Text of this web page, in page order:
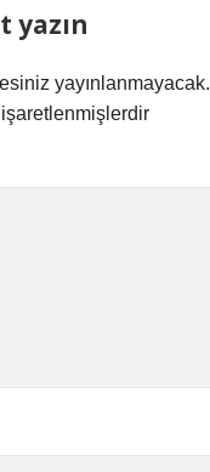
yazın
yayınlanmayacak.